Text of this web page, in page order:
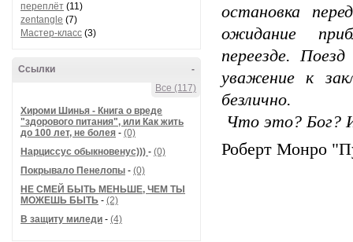
переплёт (11)
zentangle (7)
Мастер-класс (3)
-
Ссылки
Все (117)
Хироми Шинья - Книга о вреде
"здорового питания", или Как жить
до 100 лет, не болея - (0)
Нарциссус обыкновенус))) - (0)
Покрывало Пенелопы - (0)
НЕ СМЕЙ БЫТЬ МЕНЬШЕ, ЧЕМ ТЫ
МОЖЕШЬ БЫТЬ - (2)
В защиту миледи - (4)
остановка
ожидание
переезде.
уважение к
безлично.
Что это? Бог?
Роберт Монро